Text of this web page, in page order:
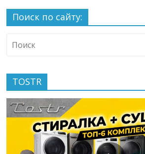
Поиск по сайту:
TOSTR